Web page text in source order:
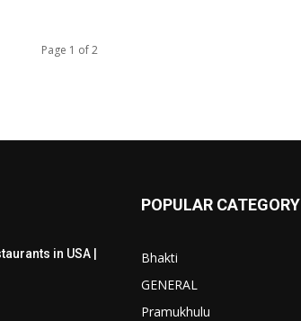
Page 1 of 2
in USA |
POPULAR CATEGORY
Bhakti
GENERAL
Pramukhulu